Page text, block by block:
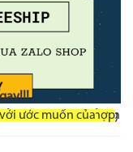
này thì